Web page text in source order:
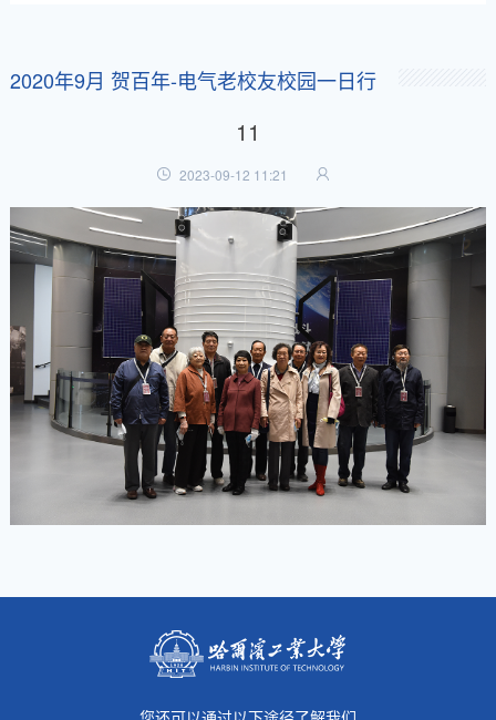
2020年9月 贺百年-电气老校友校园一日行
11
2023-09-12 11:21